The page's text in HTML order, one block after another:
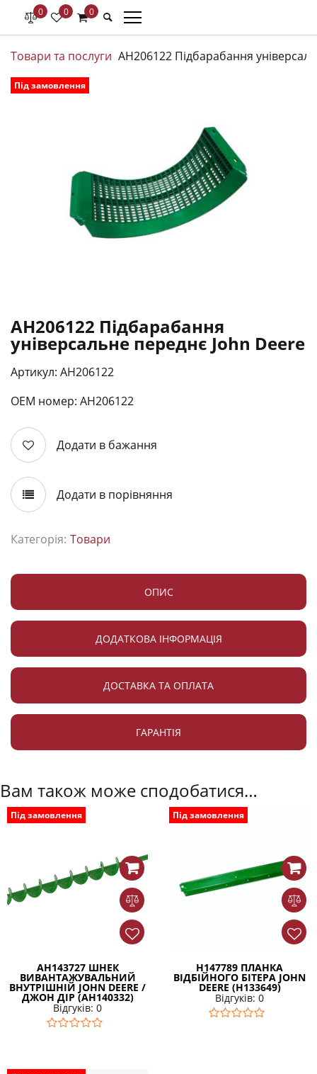
0 0 0
Товари та послуги AH206122 Підбарабання
Під замовлення
AH206122 Підбарабання
універсальне переднє John Deere
Артикул: AH206122
ОЕМ номер: АН206122
Додати в бажання
Додати в порівняння
Категорія: Товари
ОПИС
ДОДАТКОВА ІНФОРМАЦІЯ
ДОСТАВКА ТА ОПЛАТА
ГАРАНТІЯ
Вам також може сподобатися…
Під замовлення
AH143727 ШНЕК
ВИВАНТАЖУВАЛЬНИЙ
ВНУТРІШНІЙ JOHN DEERE /
ДЖОН ДІР (AH140332)
Відгуків: 0
Під замовлення
Н147789 ПЛАНКА
ВІДБІЙНОГО БІТЕРА JOHN
DEERE (H133649)
Відгуків: 0